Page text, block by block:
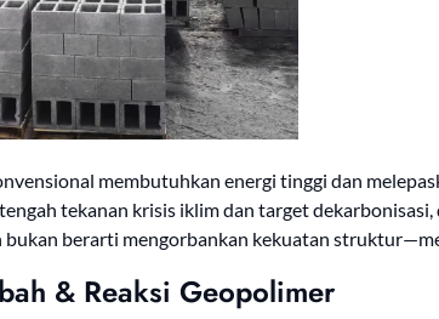
membutuhkan energi tinggi dan
tekanan krisis iklim dan target
berarti mengorbankan kekuatan
& Reaksi Geopolimer